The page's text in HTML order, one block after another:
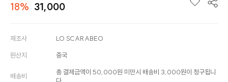
18% 31,000
제조사 LO SCARABEO
원산지 중국
배송비
총 결제금액이 50,000원 미만시 배송비 3,000원이 청구됩니
다.